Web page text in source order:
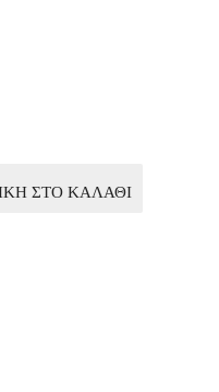
ΣΤΟ ΚΑΛΆΘΙ